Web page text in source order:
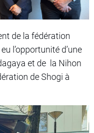
de la fédération
l’opportunité d’une
et de la Nihon
de Shogi à